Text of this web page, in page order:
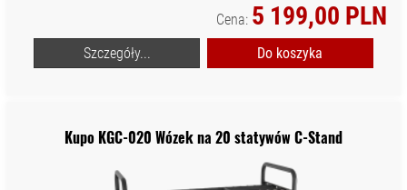
Cena: 5 199,00 PLN
Szczegóły... Do koszyka
Kupo KGC-020 Wózek na 20 statywów C-Stand
KOLUMNY
MODYFIKATORY
OŚWIETLENIOWE